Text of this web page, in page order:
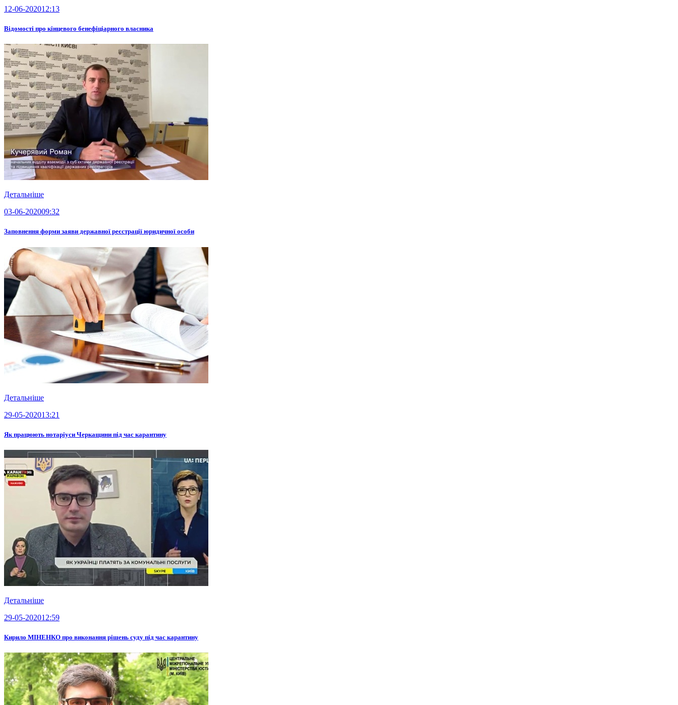
12-06-202012:13
Відомості про кінцевого бенефіціарного власника
Детальніше
03-06-202009:32
Заповнення форми заяви державної реєстрації юридичної особи
Детальніше
29-05-202013:21
Як працюють нотаріуси Черкащини під час карантину
Детальніше
29-05-202012:59
Кирило МІНЕНКО про виконання рішень суду під час карантину